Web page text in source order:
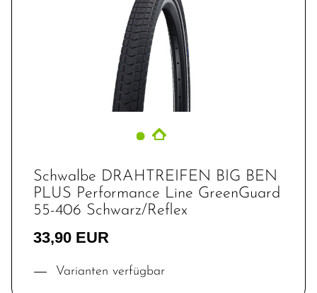
Schwalbe DRAHTREIFEN BIG BEN
PLUS Performance Line GreenGuard
55-406 Schwarz/Reflex
33,90 EUR
Varianten verfügbar